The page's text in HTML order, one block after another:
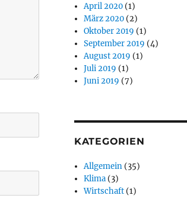
April 2020 (1)
März 2020 (2)
Oktober 2019 (1)
September 2019 (4)
August 2019 (1)
Juli 2019 (1)
Juni 2019 (7)
KATEGORIEN
Allgemein (35)
Klima (3)
Wirtschaft (1)